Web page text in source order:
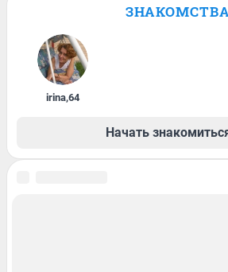
ЗНАКОМСТВА
irina,64
Начать